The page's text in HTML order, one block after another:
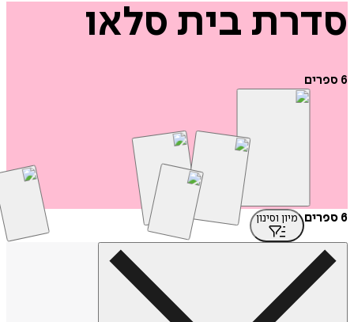
ביתסלאו
מיון וסינון